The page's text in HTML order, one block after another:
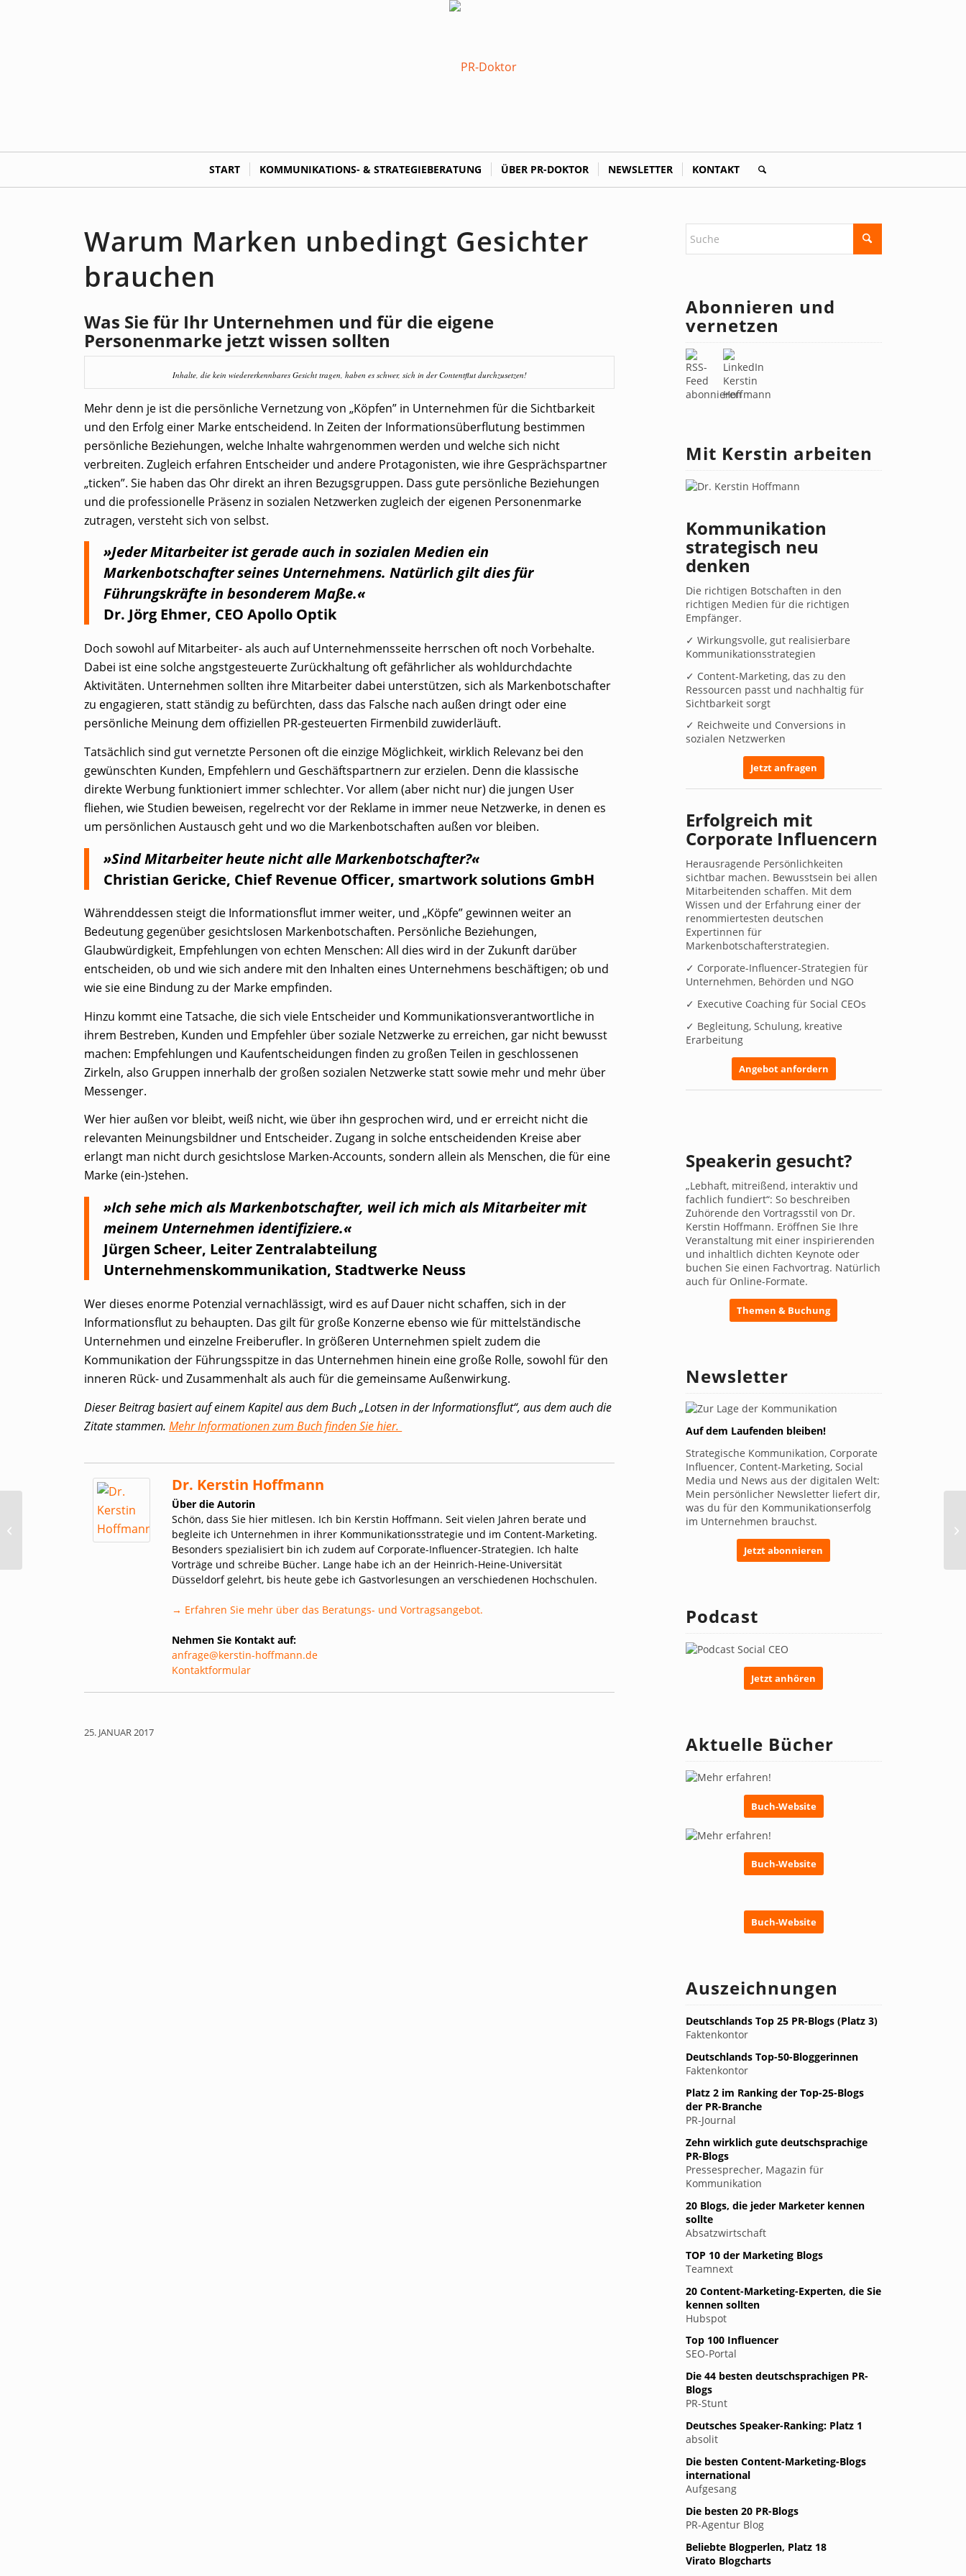
START KOMMUNIKATIONS- & STRATEGIEBERATUNG ÜBER PR-DOKTOR NEWSLETTER KONTAKT
Warum Marken unbedingt Gesichter
brauchen
Was Sie für Ihr Unternehmen und für die eigene
Personenmarke jetzt wissen sollten
Inhalte, die kein wiedererkennbares Gesicht tragen, haben es schwer, sich in der Contentflut durchzusetzen!
Mehr denn je ist die persönliche Vernetzung von „Köpfen” in Unternehmen für die Sichtbarkeit
und den Erfolg einer Marke entscheidend. In Zeiten der Informationsüberflutung bestimmen
persönliche Beziehungen, welche Inhalte wahrgenommen werden und welche sich nicht
verbreiten. Zugleich erfahren Entscheider und andere Protagonisten, wie ihre Gesprächspartner
„ticken”. Sie haben das Ohr direkt an ihren Bezugsgruppen. Dass gute persönliche Beziehungen
und die professionelle Präsenz in sozialen Netzwerken zugleich der eigenen Personenmarke
zutragen, versteht sich von selbst.
»Jeder Mitarbeiter ist gerade auch in sozialen Medien ein
Markenbotschafter seines Unternehmens. Natürlich gilt dies für
Führungskräfte in besonderem Maße.«
Dr. Jörg Ehmer, CEO Apollo Optik
Doch sowohl auf Mitarbeiter- als auch auf Unternehmensseite herrschen oft noch Vorbehalte.
Dabei ist eine solche angstgesteuerte Zurückhaltung oft gefährlicher als wohldurchdachte
Aktivitäten. Unternehmen sollten ihre Mitarbeiter dabei unterstützen, sich als Markenbotschafter
zu engagieren, statt ständig zu befürchten, dass das Falsche nach außen dringt oder eine
persönliche Meinung dem offiziellen PR-gesteuerten Firmenbild zuwiderläuft.
Tatsächlich sind gut vernetzte Personen oft die einzige Möglichkeit, wirklich Relevanz bei den
gewünschten Kunden, Empfehlern und Geschäftspartnern zur erzielen. Denn die klassische
direkte Werbung funktioniert immer schlechter. Vor allem (aber nicht nur) die jungen User
fliehen, wie Studien beweisen, regelrecht vor der Reklame in immer neue Netzwerke, in denen es
um persönlichen Austausch geht und wo die Markenbotschaften außen vor bleiben.
»Sind Mitarbeiter heute nicht alle Markenbotschafter?«
Christian Gericke, Chief Revenue Officer, smartwork solutions GmbH
Währenddessen steigt die Informationsflut immer weiter, und „Köpfe” gewinnen weiter an
Bedeutung gegenüber gesichtslosen Markenbotschaften. Persönliche Beziehungen,
Glaubwürdigkeit, Empfehlungen von echten Menschen: All dies wird in der Zukunft darüber
entscheiden, ob und wie sich andere mit den Inhalten eines Unternehmens beschäftigen; ob und
wie sie eine Bindung zu der Marke empfinden.
Hinzu kommt eine Tatsache, die sich viele Entscheider und Kommunikationsverantwortliche in
ihrem Bestreben, Kunden und Empfehler über soziale Netzwerke zu erreichen, gar nicht bewusst
machen: Empfehlungen und Kaufentscheidungen finden zu großen Teilen in geschlossenen
Zirkeln, also Gruppen innerhalb der großen sozialen Netzwerke statt sowie mehr und mehr über
Messenger.
Wer hier außen vor bleibt, weiß nicht, wie über ihn gesprochen wird, und er erreicht nicht die
relevanten Meinungsbildner und Entscheider. Zugang in solche entscheidenden Kreise aber
erlangt man nicht durch gesichtslose Marken-Accounts, sondern allein als Menschen, die für eine
Marke (ein-)stehen.
»Ich sehe mich als Markenbotschafter, weil ich mich als Mitarbeiter mit
meinem Unternehmen identifiziere.«
Jürgen Scheer, Leiter Zentralabteilung
Unternehmenskommunikation, Stadtwerke Neuss
Wer dieses enorme Potenzial vernachlässigt, wird es auf Dauer nicht schaffen, sich in der
Informationsflut zu behaupten. Das gilt für große Konzerne ebenso wie für mittelständische
Unternehmen und einzelne Freiberufler. In größeren Unternehmen spielt zudem die
Kommunikation der Führungsspitze in das Unternehmen hinein eine große Rolle, sowohl für den
inneren Rück- und Zusammenhalt als auch für die gemeinsame Außenwirkung.
Dieser Beitrag basiert auf einem Kapitel aus dem Buch „Lotsen in der Informationsflut“, aus dem auch die
Zitate stammen.Mehr Informationen zum Buch finden Sie hier.
Dr. Kerstin Hoffmann
Über die Autorin
Schön, dass Sie hier mitlesen. Ich bin Kerstin Hoffmann. Seit vielen Jahren berate und
begleite ich Unternehmen in ihrer Kommunikationsstrategie und im Content-Marketing.
Besonders spezialisiert bin ich zudem auf Corporate-Influencer-Strategien. Ich halte
Vorträge und schreibe Bücher. Lange habe ich an der Heinrich-Heine-Universität
Düsseldorf gelehrt, bis heute gebe ich Gastvorlesungen an verschiedenen Hochschulen.
→ Erfahren Sie mehr über das Beratungs- und Vortragsangebot.
Nehmen Sie Kontakt auf:
anfrage@kerstin-hoffmann.de
Kontaktformular
25. JANUAR 2017
Abonnieren und
vernetzen
Mit Kerstin arbeiten
Kommunikation
strategisch neu
denken
Die richtigen Botschaften in den
richtigen Medien für die richtigen
Empfänger.
✓ Wirkungsvolle, gut realisierbare
Kommunikationsstrategien
✓ Content-Marketing, das zu den
Ressourcen passt und nachhaltig für
Sichtbarkeit sorgt
✓ Reichweite und Conversions in
sozialen Netzwerken
Jetzt anfragen
Erfolgreich mit
Corporate Influencern
Herausragende Persönlichkeiten
sichtbar machen. Bewusstsein bei allen
Mitarbeitenden schaffen. Mit dem
Wissen und der Erfahrung einer der
renommiertesten deutschen
Expertinnen für
Markenbotschafterstrategien.
✓ Corporate-Influencer-Strategien für
Unternehmen, Behörden und NGO
✓ Executive Coaching für Social CEOs
✓ Begleitung, Schulung, kreative
Erarbeitung
Angebot anfordern
Speakerin gesucht?
„Lebhaft, mitreißend, interaktiv und
fachlich fundiert“: So beschreiben
Zuhörende den Vortragsstil von Dr.
Kerstin Hoffmann. Eröffnen Sie Ihre
Veranstaltung mit einer inspirierenden
und inhaltlich dichten Keynote oder
buchen Sie einen Fachvortrag. Natürlich
auch für Online-Formate.
Themen & Buchung
Newsletter
Auf dem Laufenden bleiben!
Strategische Kommunikation, Corporate
Influencer, Content-Marketing, Social
Media und News aus der digitalen Welt:
Mein persönlicher Newsletter liefert dir,
was du für den Kommunikationserfolg
im Unternehmen brauchst.
Jetzt abonnieren
Podcast
Jetzt anhören
Aktuelle Bücher
Buch-Website
Buch-Website
Buch-Website
Auszeichnungen
Deutschlands Top 25 PR-Blogs (Platz 3)
Faktenkontor
Deutschlands Top-50-Bloggerinnen
Faktenkontor
Platz 2 im Ranking der Top-25-Blogs
der PR-Branche
PR-Journal
Zehn wirklich gute deutschsprachige
PR-Blogs
Pressesprecher, Magazin für
Kommunikation
20 Blogs, die jeder Marketer kennen
sollte
Absatzwirtschaft
TOP 10 der Marketing Blogs
Teamnext
20 Content-Marketing-Experten, die Sie
kennen sollten
Hubspot
Top 100 Influencer
SEO-Portal
Die 44 besten deutschsprachigen PR-
Blogs
PR-Stunt
Deutsches Speaker-Ranking: Platz 1
absolit
Die besten Content-Marketing-Blogs
international
Aufgesang
Die besten 20 PR-Blogs
PR-Agentur Blog
Beliebte Blogperlen, Platz 18
Virato Blogcharts
Mein neues Buch ist da:
Informationsflut“